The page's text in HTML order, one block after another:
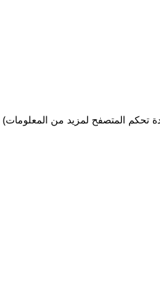
تحكم المتصفح لمزيد من المعلومات)